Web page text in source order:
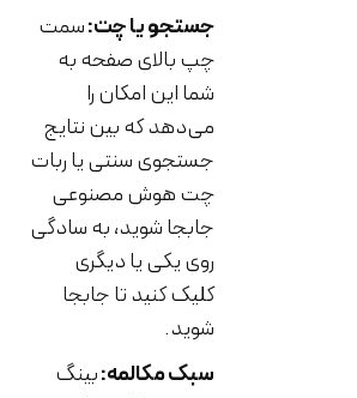
جستجو یا چت:سمت
چپ بالای صفحه به
شما این امکان را
می‌دهد که بین نتایج
جستجوی سنتی یا ربات
چت هوش مصنوعی
جابجا شوید، به سادگی
روی یکی یا دیگری
کلیک کنید تا جابجا
سبک مکالمه:بینگ